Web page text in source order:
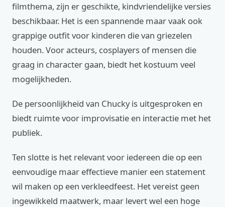
filmthema, zijn er geschikte, kindvriendelijke versies
beschikbaar. Het is een spannende maar vaak ook
grappige outfit voor kinderen die van griezelen
houden. Voor acteurs, cosplayers of mensen die
graag in character gaan, biedt het kostuum veel
mogelijkheden.
De persoonlijkheid van Chucky is uitgesproken en
biedt ruimte voor improvisatie en interactie met het
publiek.
Ten slotte is het relevant voor iedereen die op een
eenvoudige maar effectieve manier een statement
wil maken op een verkleedfeest. Het vereist geen
ingewikkeld maatwerk, maar levert wel een hoge